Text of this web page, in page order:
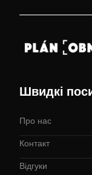
Швидкі
Про нас
Контакт
Відгуки